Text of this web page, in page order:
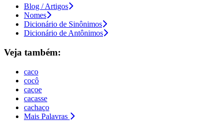
Blog / Artigos
Nomes
Dicionário de Sinônimos
Dicionário de Antônimos
Veja também:
caco
cocô
caçoe
cacasse
cachaço
Mais Palavras